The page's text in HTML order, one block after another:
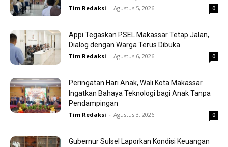
Tim Redaksi - Agustus 5, 2026 0
Appi Tegaskan PSEL Makassar Tetap Jalan,
Dialog dengan Warga Terus Dibuka
Tim Redaksi - Agustus 6, 2026 0
Peringatan Hari Anak, Wali Kota Makassar
Ingatkan Bahaya Teknologi bagi Anak Tanpa
Pendampingan
Tim Redaksi - Agustus 3, 2026 0
Gubernur Sulsel Laporkan Kondisi Keuangan